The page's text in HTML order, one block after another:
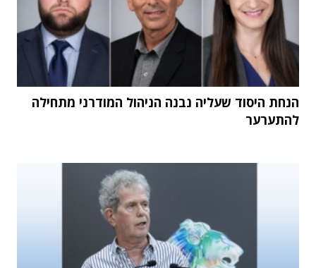
הנחת היסוד שעליה נבנה הניהול המודרני מתחילה
להתערער